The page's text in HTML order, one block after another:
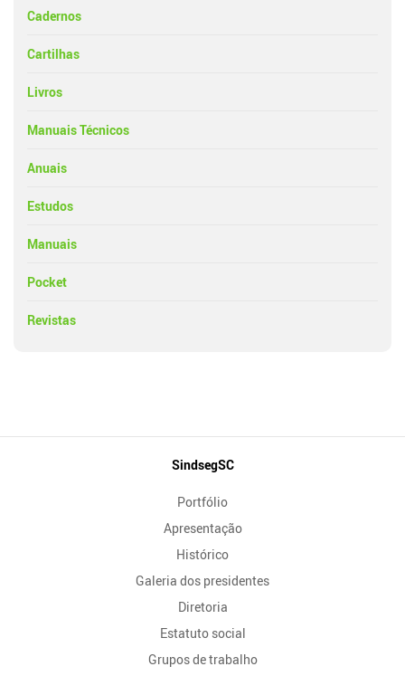
Cadernos
Cartilhas
Livros
Manuais Técnicos
Anuais
Estudos
Manuais
Pocket
Revistas
SindsegSC
Portfólio
Apresentação
Histórico
Galeria dos presidentes
Diretoria
Estatuto social
Grupos de trabalho